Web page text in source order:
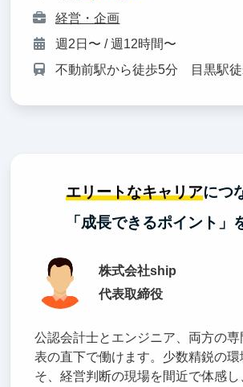
経営・企画
週2日〜 / 週12時間〜
不動前駅から徒歩5分 目黒駅徒
エリートなキャリアにつ
「成長できるポイント」
株式会社ship
代表取締役
公認会計士とエンジニア、両方の
表の直下で働けます。少数精鋭の環
そ、経営判断の現場を間近で体感し